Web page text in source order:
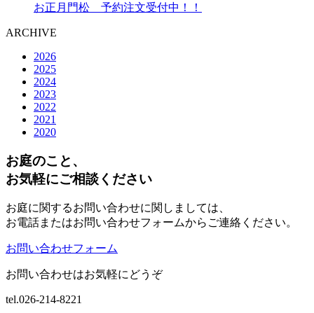
お正月門松 予約注文受付中！！
ARCHIVE
2026
2025
2024
2023
2022
2021
2020
お庭のこと、
お気軽にご相談ください
お庭に関するお問い合わせに関しましては、
お電話またはお問い合わせフォームからご連絡ください。
お問い合わせフォーム
お問い合わせはお気軽にどうぞ
tel.026-214-8221